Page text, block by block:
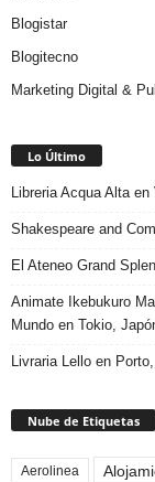
Blogistar
Blogitecno
Marketing Digital &
Lo Último
Libreria Acqua Alta
Shakespeare and
El Ateneo Grand
Animate Ikebukuro
Mundo en Tokio,
Livraria Lello en
Nube de Etiquetas
Aerolinea